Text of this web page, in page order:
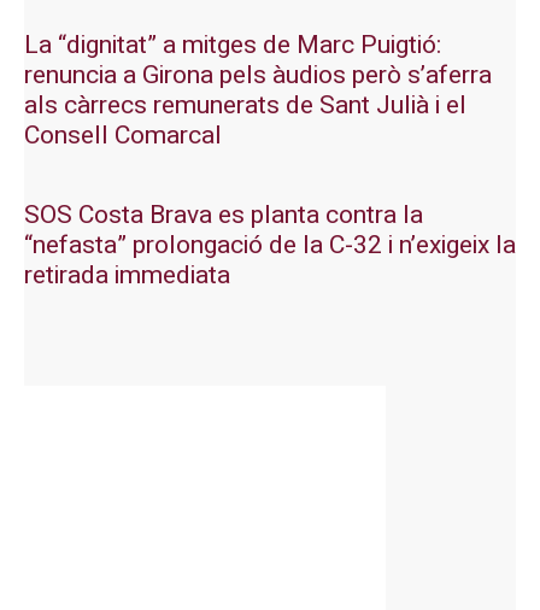
La “dignitat” a mitges de Marc Puigtió:
renuncia a Girona pels àudios però s’aferra
als càrrecs remunerats de Sant Julià i el
Consell Comarcal
SOS Costa Brava es planta contra la
“nefasta” prolongació de la C-32 i n’exigeix la
retirada immediata